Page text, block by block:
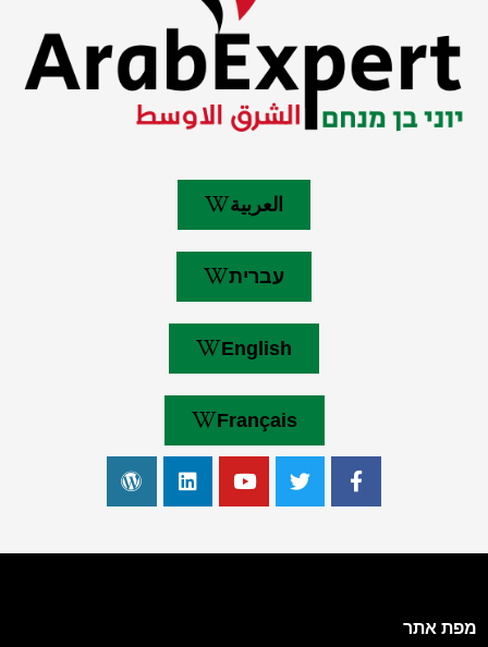
العربية
עברית
English
Français
מפת אתר